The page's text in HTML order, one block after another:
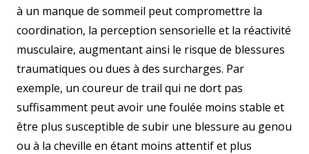
à un manque de sommeil peut compromettre la
coordination, la perception sensorielle et la réactivité
musculaire, augmentant ainsi le risque de blessures
traumatiques ou dues à des surcharges. Par
exemple, un coureur de trail qui ne dort pas
suffisamment peut avoir une foulée moins stable et
être plus susceptible de subir une blessure au genou
ou à la cheville en étant moins attentif et plus